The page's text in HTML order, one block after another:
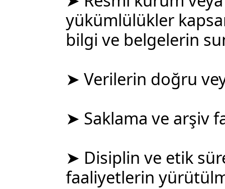
yükümlülükler
bilgi ve belgelerin
➤ Verilerin doğru
➤ Saklama ve arşiv
➤ Disiplin ve etik
faaliyetlerin